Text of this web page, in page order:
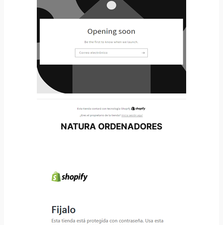
NATURA ORDENADORES